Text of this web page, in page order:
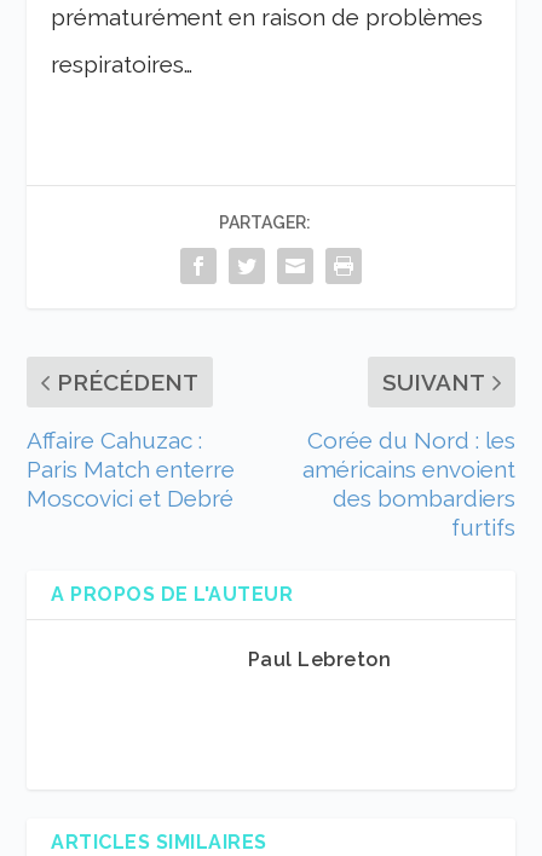
prématurément en raison de problèmes
respiratoires…
PARTAGER:
PRÉCÉDENT
Affaire Cahuzac :
Paris Match enterre
Moscovici et Debré
SUIVANT
Corée du Nord : les
américains envoient
des bombardiers
furtifs
A PROPOS DE L'AUTEUR
Paul Lebreton
ARTICLES SIMILAIRES